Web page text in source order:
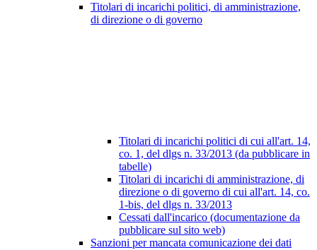
Titolari di incarichi politici, di amministrazione,
di direzione o di governo
Titolari di incarichi politici di cui all'art. 14,
co. 1, del dlgs n. 33/2013 (da pubblicare in
tabelle)
Titolari di incarichi di amministrazione, di
direzione o di governo di cui all'art. 14, co.
1-bis, del dlgs n. 33/2013
Cessati dall'incarico (documentazione da
pubblicare sul sito web)
Sanzioni per mancata comunicazione dei dati